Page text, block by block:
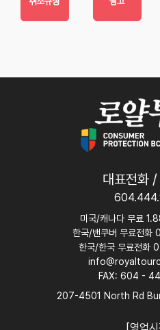
대표전화 /
미국/캐나다 무료
한국/밴쿠버 무료전
한국/한국 무료전화
FAX: 604 -
207-4501 North Rd